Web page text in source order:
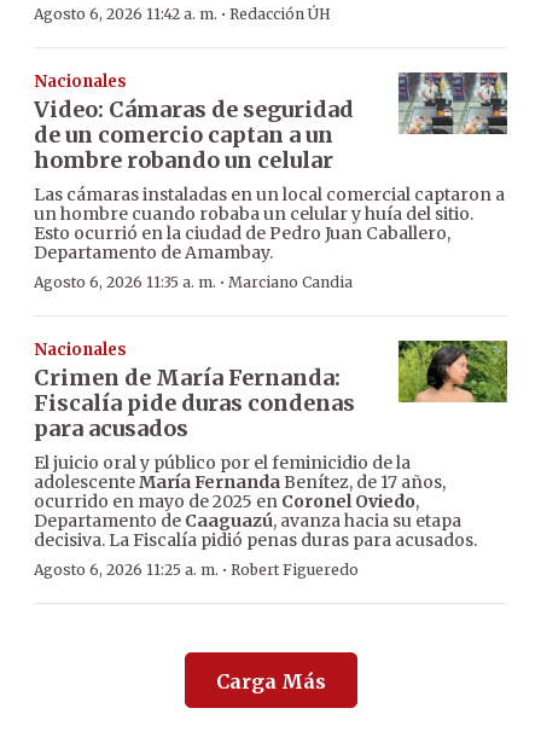
Agosto 6, 2026 11:42 a. m. · Redacción ÚH
Nacionales
Video: Cámaras de seguridad
de un comercio captan a un
hombre robando un celular
Las cámaras instaladas en un local comercial captaron a
un hombre cuando robaba un celular y huía del sitio.
Esto ocurrió en la ciudad de Pedro Juan Caballero,
Departamento de Amambay.
Agosto 6, 2026 11:35 a. m. · Marciano Candia
Nacionales
Crimen de María Fernanda:
Fiscalía pide duras condenas
para acusados
El juicio oral y público por el feminicidio de la
adolescenteMaría FernandaBenítez, de 17 años,
ocurrido en mayo de 2025 en Coronel Oviedo,
Departamento de Caaguazú, avanza hacia su etapa
decisiva. La Fiscalía pidió penas duras para acusados.
Agosto 6, 2026 11:25 a. m. · Robert Figueredo
Carga Más